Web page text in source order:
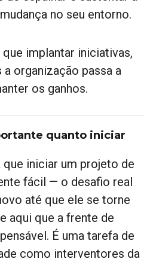
no seu entorno.
implantar iniciativas,
organização passa a
os ganhos.
quanto iniciar
iniciar um projeto de
fácil — o desafio real
até que ele se torne
aqui que a frente de
É uma tarefa de
como interventores da